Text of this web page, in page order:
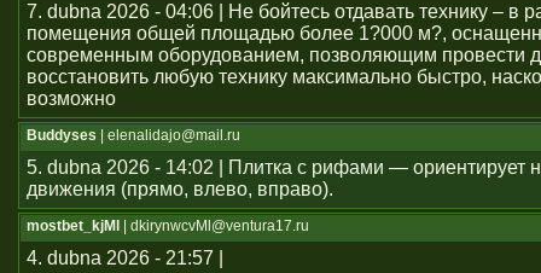
7. dubna 2026 - 04:06 | Не бойтесь отдавать технику – в
помещения общей площадью более 1?000 м?,
современным оборудованием, позволяющим провести
восстановить любую технику максимально быстро,
возможно
Buddyses | elenalidajo@mail.ru
5. dubna 2026 - 14:02 | Плитка с рифами — ориентирует
движения (прямо, влево, вправо).
mostbet_kjMl | dkirynwcvMl@ventura17.ru
4. dubna 2026 - 21:57 |